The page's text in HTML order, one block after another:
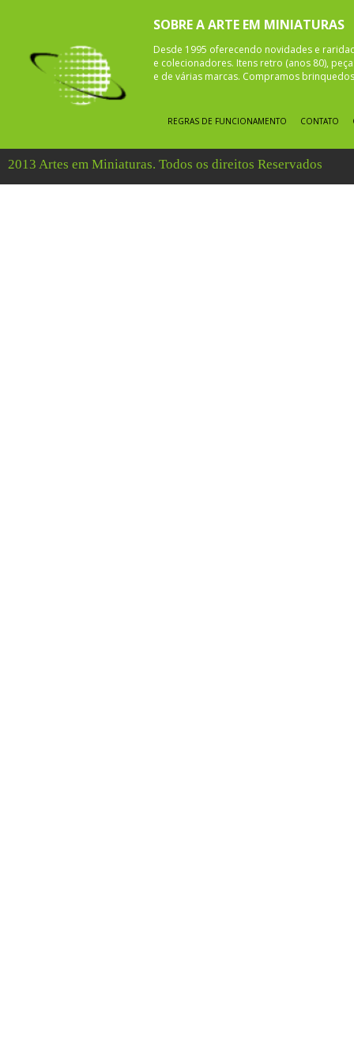
SOBRE A ARTE EM MINIATURAS
Desde 1995 oferecendo novidades e
e colecionadores. Itens retro (anos 80),
e de várias marcas. Compramos
REGRAS DE FUNCIONAMENTO CONTATO
2013 Artes em Miniaturas. Todos os direitos Reservados